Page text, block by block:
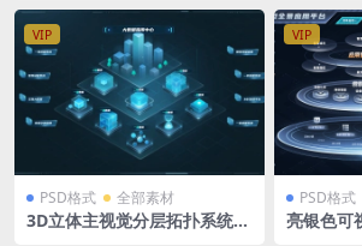
PSD格式源文件 3840×2160 p
x
式
VIP
PSD格式 全部素材
3D立体主视觉分层拓扑系统入
VIP
PSD格式
亮银色可